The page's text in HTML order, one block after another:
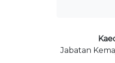
Jabatan